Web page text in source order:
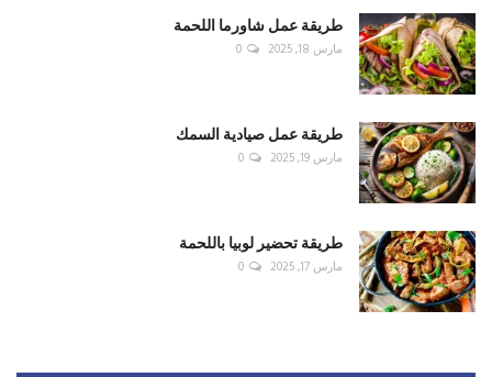
طريقة عمل شاورما اللحمة
مارس 18, 2025 0
طريقة عمل صيادية السمك
مارس 19, 2025 0
طريقة تحضير لوبيا باللحمة
مارس 17, 2025 0